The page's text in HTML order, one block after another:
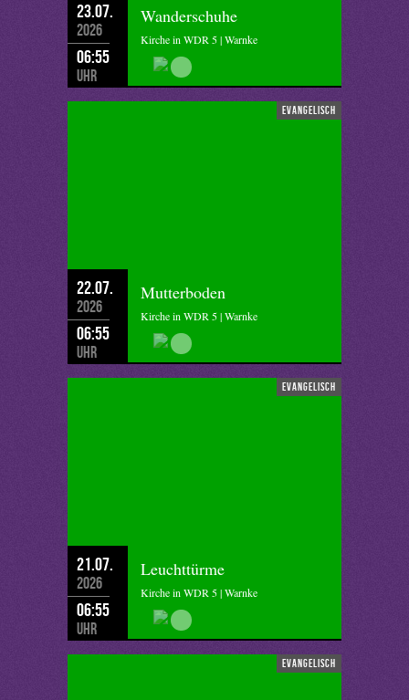
23.07.
2026
06:55
Uhr
Wanderschuhe
Kirche in WDR 5 | Warnke
evangelisch
22.07.
2026
06:55
Uhr
Mutterboden
Kirche in WDR 5 | Warnke
evangelisch
21.07.
2026
06:55
Uhr
Leuchttürme
Kirche in WDR 5 | Warnke
evangelisch